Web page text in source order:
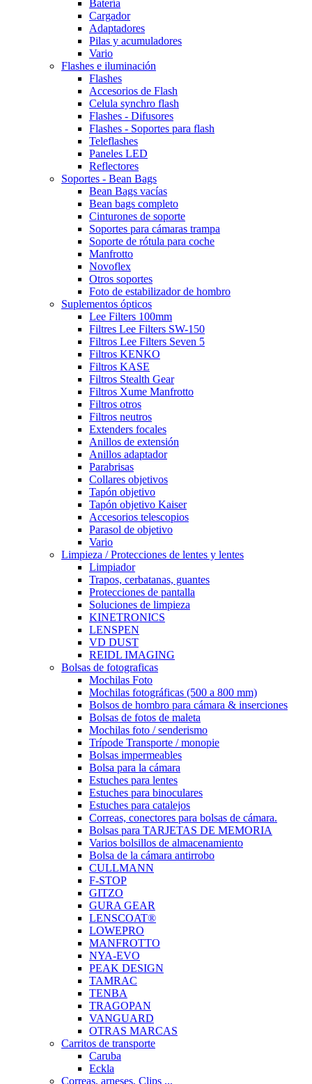
Batería
Cargador
Adaptadores
Pilas y acumuladores
Vario
Flashes e iluminación
Flashes
Accesorios de Flash
Celula synchro flash
Flashes - Difusores
Flashes - Soportes para flash
Teleflashes
Paneles LED
Reflectores
Soportes - Bean Bags
Bean Bags vacías
Bean bags completo
Cinturones de soporte
Soportes para cámaras trampa
Soporte de rótula para coche
Manfrotto
Novoflex
Otros soportes
Foto de estabilizador de hombro
Suplementos ópticos
Lee Filters 100mm
Filtres Lee Filters SW-150
Filtros Lee Filters Seven 5
Filtros KENKO
Filtros KASE
Filtros Stealth Gear
Filtros Xume Manfrotto
Filtros otros
Filtros neutros
Extenders focales
Anillos de extensión
Anillos adaptador
Parabrisas
Collares objetivos
Tapón objetivo
Tapón objetivo Kaiser
Accesorios telescopios
Parasol de objetivo
Vario
Limpieza / Protecciones de lentes y lentes
Limpiador
Trapos, cerbatanas, guantes
Protecciones de pantalla
Soluciones de limpieza
KINETRONICS
LENSPEN
VD DUST
REIDL IMAGING
Bolsas de fotograficas
Mochilas Foto
Mochilas fotográficas (500 a 800 mm)
Bolsos de hombro para cámara & inserciones
Bolsas de fotos de maleta
Mochilas foto / senderismo
Trípode Transporte / monopie
Bolsas impermeables
Bolsa para la cámara
Estuches para lentes
Estuches para binoculares
Estuches para catalejos
Correas, conectores para bolsas de cámara.
Bolsas para TARJETAS DE MEMORIA
Varios bolsillos de almacenamiento
Bolsa de la cámara antirrobo
CULLMANN
F-STOP
GITZO
GURA GEAR
LENSCOAT®
LOWEPRO
MANFROTTO
NYA-EVO
PEAK DESIGN
TAMRAC
TENBA
TRAGOPAN
VANGUARD
OTRAS MARCAS
Carritos de transporte
Caruba
Eckla
Correas, arneses, Clips ...